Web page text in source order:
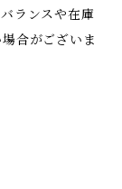
ランスや在庫
合がございま